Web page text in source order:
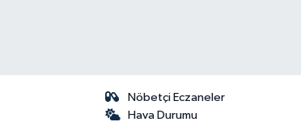
Nöbetçi Eczaneler
Hava Durumu